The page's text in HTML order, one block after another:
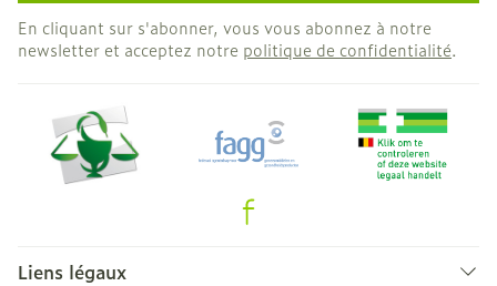
En cliquant sur s'abonner, vous vous abonnez à notre
newsletter et acceptez notre politique de confidentialité.
Liens légaux